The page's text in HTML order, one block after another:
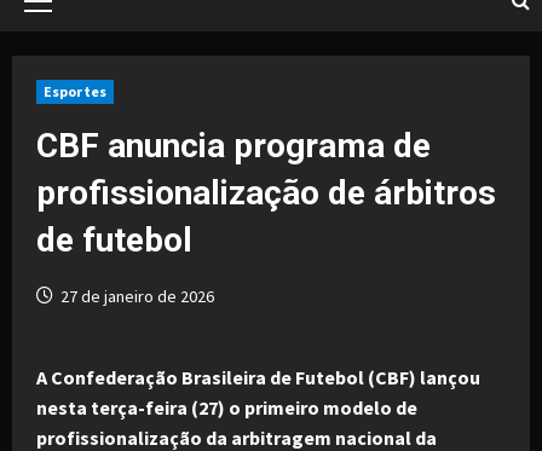
Primary
Esportes
CBF anuncia programa de
profissionalização de árbitros
de futebol
27 de janeiro de 2026
A Confederação Brasileira de Futebol (CBF) lançou
nesta terça-feira (27) o primeiro modelo de
profissionalização da arbitragem nacional da